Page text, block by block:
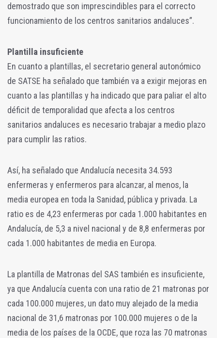
demostrado que son imprescindibles para el correcto
funcionamiento de los centros sanitarios andaluces”.
Plantilla insuficiente
En cuanto a plantillas, el secretario general autonómico
de SATSE ha señalado que también va a exigir mejoras en
cuanto a las plantillas y ha indicado que para paliar el alto
déficit de temporalidad que afecta a los centros
sanitarios andaluces es necesario trabajar a medio plazo
para cumplir las ratios.
Así, ha señalado que Andalucía necesita 34.593
enfermeras y enfermeros para alcanzar, al menos, la
media europea en toda la Sanidad, pública y privada. La
ratio es de 4,23 enfermeras por cada 1.000 habitantes en
Andalucía, de 5,3 a nivel nacional y de 8,8 enfermeras por
cada 1.000 habitantes de media en Europa.
La plantilla de Matronas del SAS también es insuficiente,
ya que Andalucía cuenta con una ratio de 21 matronas por
cada 100.000 mujeres, un dato muy alejado de la media
nacional de 31,6 matronas por 100.000 mujeres o de la
media de los países de la OCDE, que roza las 70 matronas